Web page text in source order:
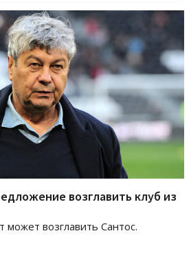
возглавить клуб из
может возглавить Сантос.